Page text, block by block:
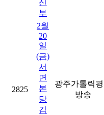
신
부
2825
2월
20
일
(금)
서
면
본
당
김
광주가톨릭
방송